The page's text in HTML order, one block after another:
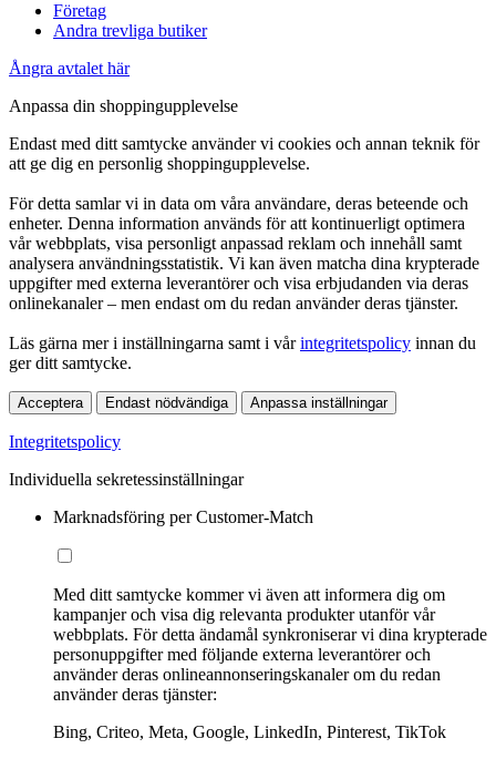
Företag
Andra trevliga butiker
Ångra avtalet här
Anpassa din shoppingupplevelse
Endast med ditt samtycke använder vi cookies och annan teknik för
att ge dig en personlig shoppingupplevelse.
För detta samlar vi in data om våra användare, deras beteende och
enheter. Denna information används för att kontinuerligt optimera
vår webbplats, visa personligt anpassad reklam och innehåll samt
analysera användningsstatistik. Vi kan även matcha dina krypterade
uppgifter med externa leverantörer och visa erbjudanden via deras
onlinekanaler – men endast om du redan använder deras tjänster.
Läs gärna mer i inställningarna samt i vårintegritetspolicy innan du
ger ditt samtycke.
Acceptera Endast nödvändiga Anpassa inställningar
Integritetspolicy
Individuella sekretessinställningar
Marknadsföring per Customer-Match
Med ditt samtycke kommer vi även att informera dig om
kampanjer och visa dig relevanta produkter utanför vår
webbplats. För detta ändamål synkroniserar vi dina krypterade
personuppgifter med följande externa leverantörer och
använder deras onlineannonseringskanaler om du redan
använder deras tjänster:
Bing, Criteo, Meta, Google, LinkedIn, Pinterest, TikTok